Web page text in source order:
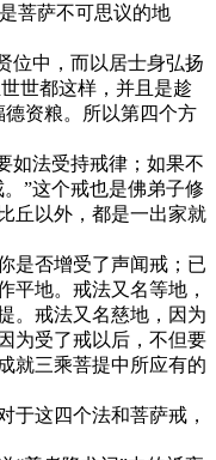
菩萨不可思议的地
位中，而以居士身弘扬
世都这样，并且是趁
资粮。所以第四个方
如法受持戒律；如果不
”这个戒也是佛弟子修
丘以外，都是一出家就
是否增受了声闻戒；已
平地。戒法又名等地，
。戒法又名慈地，因为
为受了戒以后，不但要
就三乘菩提中所应有的
这四个法和菩萨戒，